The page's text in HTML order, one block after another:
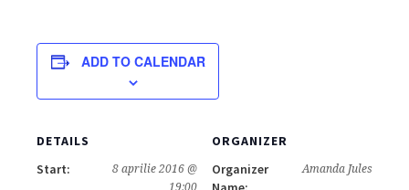
ADD TO CALENDAR
DETAILS
Start:
8 aprilie 2016 @
ORGANIZER
Organizer
Amanda Jules